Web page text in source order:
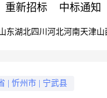
重新招标 中标通知
东湖北四川 河北河南天津山
忻州市 宁武县